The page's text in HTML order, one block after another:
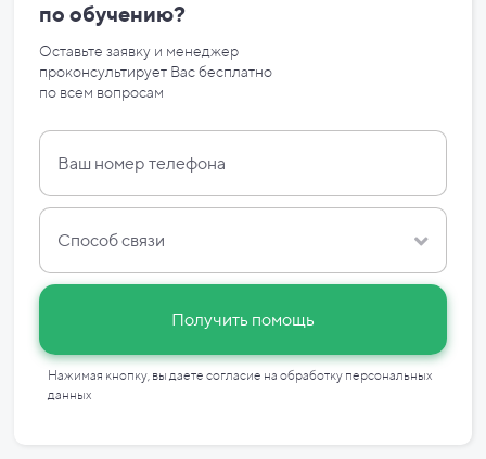
по обучению?
Оставьте заявку и менеджер
проконсультирует Вас бесплатно
по всем вопросам
Способ связи
Получить помощь
Нажимая кнопку, вы даете согласие на обработку персональных
данных